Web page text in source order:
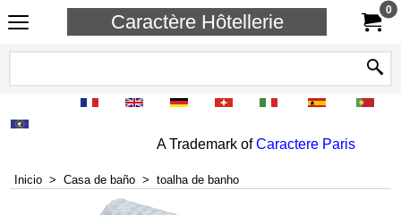
Caractère Hôtellerie
0
A Trademark ofCaractere Paris
Inicio > Casa de baño > toalha de banho